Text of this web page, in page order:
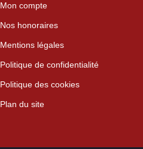
Mon compte
Nos honoraires
Mentions légales
Politique de confidentialité
Politique des cookies
Plan du site